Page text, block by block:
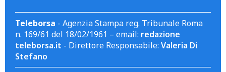
Teleborsa - Agenzia Stampa reg. Tribunale Roma
n. 169/61 del 18/02/1961 – email: redazione
teleborsa.it - Direttore Responsabile: Valeria Di
Stefano